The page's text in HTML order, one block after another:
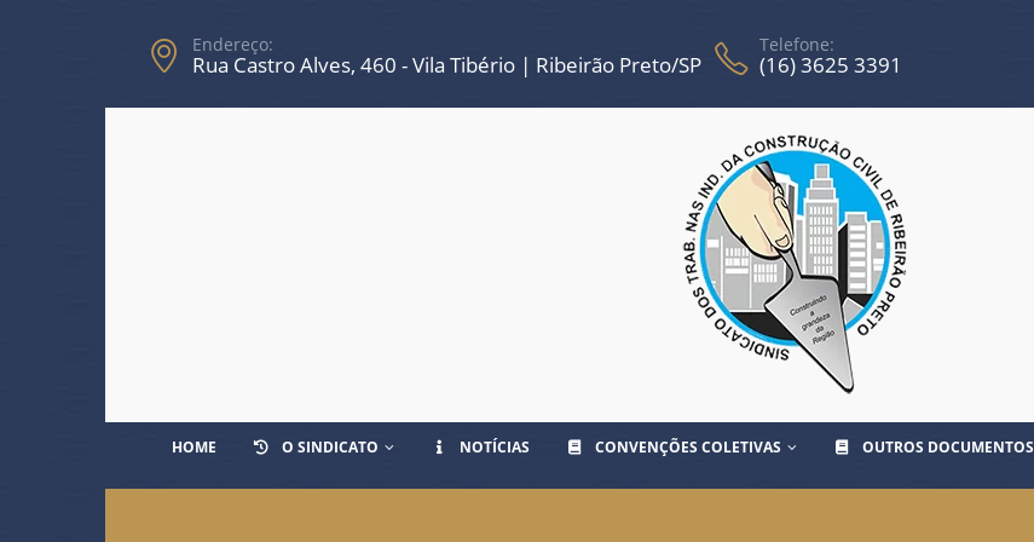
Endereço:
Rua Castro Alves, 460 - Vila Tibério | Ribeirão Preto/SP
Telefone:
(16) 3625 3391
HOME O SINDICATO NOTÍCIAS CONVENÇÕES COLETIVAS OUTROS DOCUMENTOS